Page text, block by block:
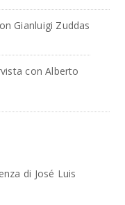
Gianluigi Zuddas
con Alberto
di José Luis